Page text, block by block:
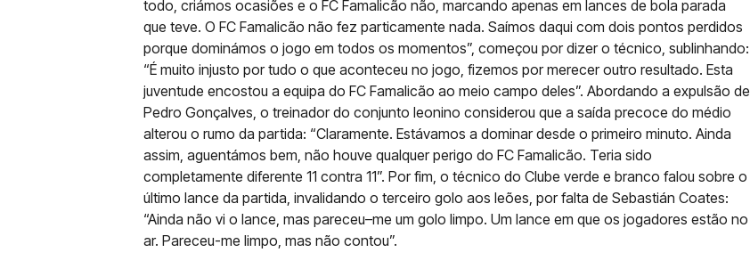
todo, criámos ocasiões e o FC Famalicão não, marcando apenas em lances de bola parada
que teve. O FC Famalicão não fez particamente nada. Saímos daqui com dois pontos perdidos
porque dominámos o jogo em todos os momentos”, começou por dizer o técnico, sublinhando:
“É muito injusto por tudo o que aconteceu no jogo, fizemos por merecer outro resultado. Esta
juventude encostou a equipa do FC Famalicão ao meio campo deles”. Abordando a expulsão de
Pedro Gonçalves, o treinador do conjunto leonino considerou que a saída precoce do médio
alterou o rumo da partida: “Claramente. Estávamos a dominar desde o primeiro minuto. Ainda
assim, aguentámos bem, não houve qualquer perigo do FC Famalicão. Teria sido
completamente diferente 11 contra 11”. Por fim, o técnico do Clube verde e branco falou sobre o
último lance da partida, invalidando o terceiro golo aos leões, por falta de Sebastián Coates:
“Ainda não vi o lance, mas pareceu–me um golo limpo. Um lance em que os jogadores estão no
ar. Pareceu-me limpo, mas não contou”.